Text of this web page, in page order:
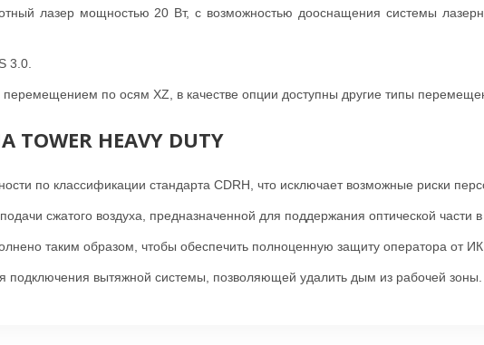
лазер мощностью 20 Вт, с возможностью дооснащения системы
3.0.
по осям XZ, в качестве опции доступны другие типы
TOWER HEAVY DUTY
по классификации стандарта CDRH, что исключает возможные риски
сжатого воздуха, предназначенной для поддержания оптической части в
таким образом, чтобы обеспечить полноценную защиту оператора от ИК
подключения вытяжной системы, позволяющей удалить дым из рабочей зоны.